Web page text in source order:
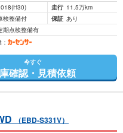
(H30) 走行 11.5万km
検整備付 保証 あり
期点検整備有
今すぐ
確認・見積依頼
（EBD-S331V）